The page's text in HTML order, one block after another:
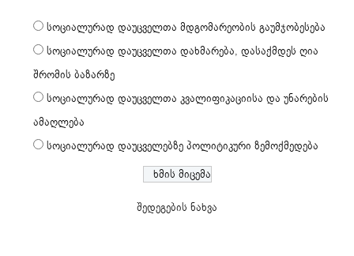
სოციალურად დაუცველთა მდგომარეობის გაუმჯობესება
სოციალურად დაუცველთა დახმარება, დასაქმდეს ღია
შრომის ბაზარზე
სოციალურად დაუცველთა კვალიფიკაციისა და უნარების
ამაღლება
სოციალურად დაუცველებზე პოლიტიკური ზემოქმედება
შედეგების ნახვა